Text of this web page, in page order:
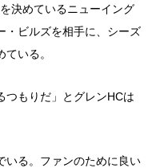
決めているニューイング
・ビルズを相手に、シーズ
いる。
つもりだ」とグレンHCは
いる。ファンのために良い